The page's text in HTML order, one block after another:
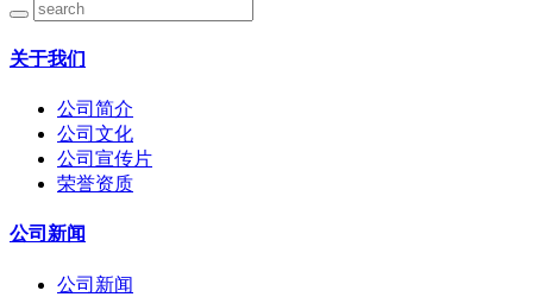
关于我们
公司简介
公司文化
公司宣传片
荣誉资质
公司新闻
公司新闻